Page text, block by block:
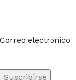
Correo electrónico